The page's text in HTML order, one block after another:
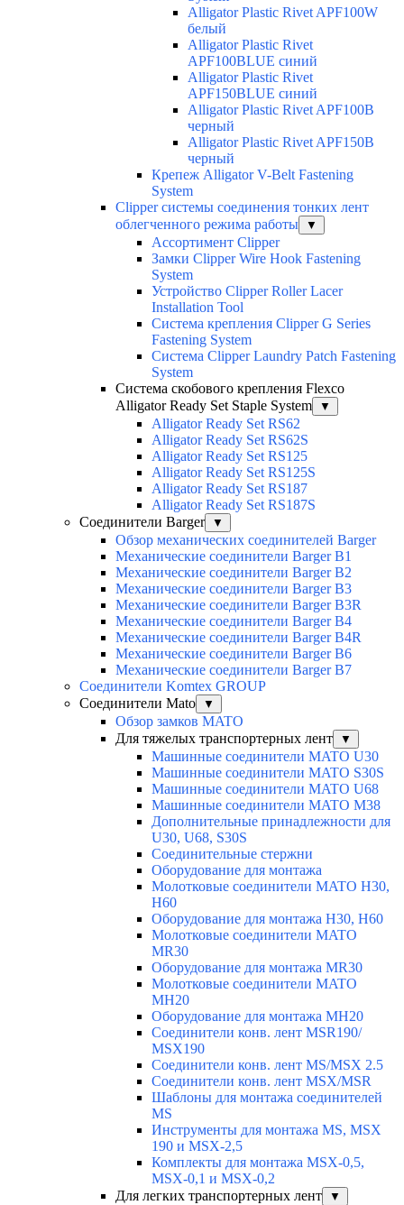
Alligator Plastic Rivet APF100W
белый
Alligator Plastic Rivet
APF100BLUE синий
Alligator Plastic Rivet
APF150BLUE синий
Alligator Plastic Rivet APF100B
черный
Alligator Plastic Rivet APF150B
черный
Крепеж Alligator V-Belt Fastening
System
Clipper системы соединения тонких лент
облегченного режима работы
▼
Ассортимент Clipper
Замки Clipper Wire Hook Fastening
System
Устройство Clipper Roller Lacer
Installation Tool
Система крепления Clipper G Series
Fastening System
Система Clipper Laundry Patch Fastening
System
Система скобового крепления Flexco
Alligator Ready Set Staple System
▼
Alligator Ready Set RS62
Alligator Ready Set RS62S
Alligator Ready Set RS125
Alligator Ready Set RS125S
Alligator Ready Set RS187
Alligator Ready Set RS187S
Соединители Barger
▼
Обзор механических соединителей Barger
Механические соединители Barger B1
Механические соединители Barger B2
Механические соединители Barger B3
Механические соединители Barger B3R
Механические соединители Barger B4
Механические соединители Barger B4R
Механические соединители Barger B6
Механические соединители Barger B7
Соединители Komtex GROUP
Соединители Mato
▼
Обзор замков MATO
Для тяжелых транспортерных лент
▼
Машинные соединители MATO U30
Машинные соединители MATO S30S
Машинные соединители MATO U68
Машинные соединители MATO M38
Дополнительные принадлежности для
U30, U68, S30S
Соединительные стержни
Оборудование для монтажа
Молотковые соединители MATO H30,
H60
Оборудование для монтажа H30, H60
Молотковые соединители MATO
MR30
Оборудование для монтажа MR30
Молотковые соединители MATO
MH20
Оборудование для монтажа MH20
Соединители конв. лент MSR190/
MSX190
Соединители конв. лент MS/MSX 2.5
Соединители конв. лент MSX/MSR
Шаблоны для монтажа соединителей
MS
Инструменты для монтажа MS, MSX
190 и MSX-2,5
Комплекты для монтажа MSX-0,5,
MSX-0,1 и MSX-0,2
Для легких транспортерных лент
▼